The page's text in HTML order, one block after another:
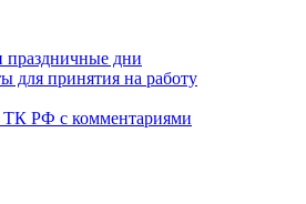
дни
принятия на работу
ТК РФ с комментариями